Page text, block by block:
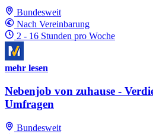
Bundesweit
Nach Vereinbarung
2 - 16 Stunden pro Woche
mehr lesen
Nebenjob von zuhause -
Umfragen
Bundesweit